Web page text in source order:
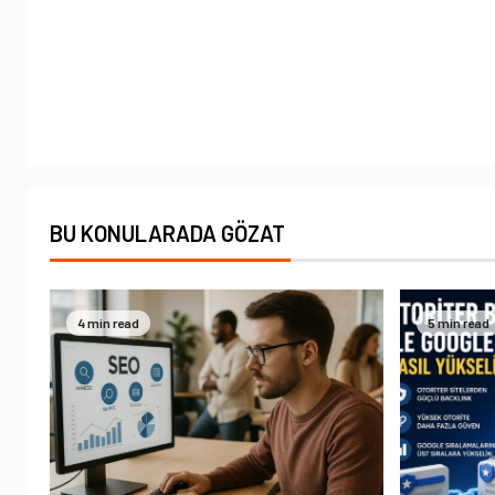
BU KONULARADA GÖZAT
4 min read 5 min read